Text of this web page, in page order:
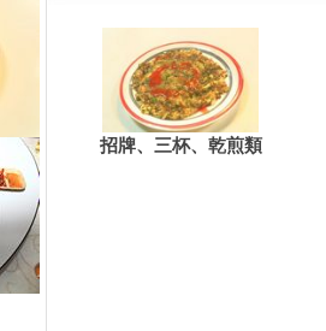
招牌、三杯、乾煎類